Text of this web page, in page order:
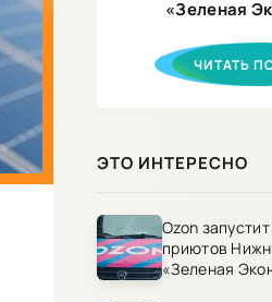
«Зеленая
ЧИТАТЬ
ЭТО ИНТЕРЕСНО
Ozon
приютов
«Зеленая